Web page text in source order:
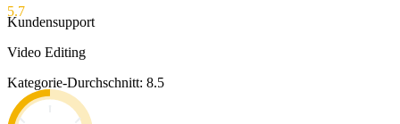
5.7
Kundensupport
Video Editing
Kategorie-Durchschnitt: 8.5